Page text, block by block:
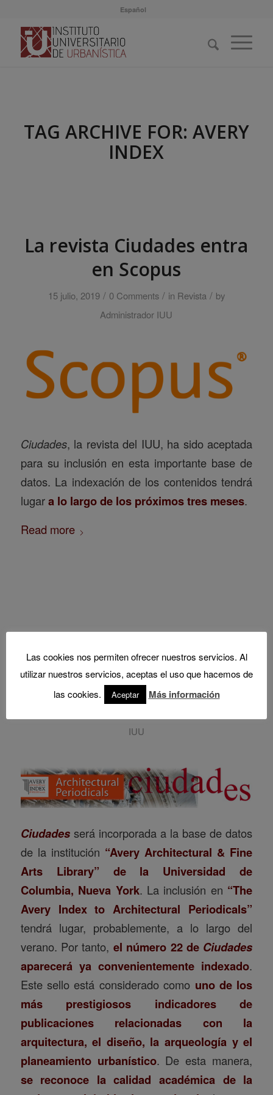
Español
TAG ARCHIVE FOR: AVERY
INDEX
La revista Ciudades entra
en Scopus
15 julio, 2019 / 0 Comments / in Revista / by
Administrador IUU
Ciudades, la revista del IUU, ha sido aceptada
para su inclusión en esta importante base de
datos. La indexación de los contenidos tendrá
lugara lo largo de los próximos tres meses.
Read more
La revista Ciudades entra
en Avery Index
IUU
Ciudadesserá incorporada a la base de datos
de la institución “Avery Architectural & Fine
Arts Library” de la Universidad de
Columbia, Nueva York. La inclusión en “The
Avery Index to Architectural Periodicals”
tendrá lugar, probablemente, a lo largo del
verano. Por tanto, el número 22 de Ciudades
aparecerá ya convenientemente indexado.
Este sello está considerado como uno de los
más prestigiosos indicadores de
publicaciones relacionadas con la
arquitectura, el diseño, la arqueología y el
planeamiento urbanístico. De esta manera,
se reconoce la calidad académica de la
Las cookies nos permiten ofrecer nuestros servicios. Al
utilizar nuestros servicios, aceptas el uso que hacemos de
las cookies.
Aceptar Más información